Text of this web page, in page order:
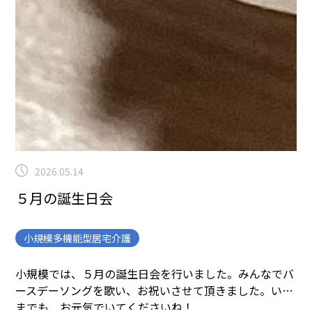
2026.05.14
５月の誕生日会
小規模多機能型居宅介護
小規模では、５月の誕生日会を行いました。 みんなでバ
ースデーソングを歌い、お祝いさせて頂きました。 いつ
までも、お元気でいてくださいね！